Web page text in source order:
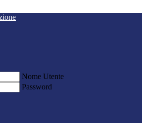
Nome Utente
Password